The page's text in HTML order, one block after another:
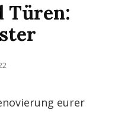
Türen:
eurer